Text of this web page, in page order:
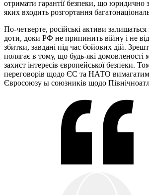
отримати гарантії безпеки, що юридично
яких входить розгортання
По-четверте, російські активи
доти, доки РФ не припинить війну і не
збитки, завдані під час бойових дій.
полягає в тому, що будь-які домовленості
захист інтересів європейської безпеки.
переговорів щодо ЄС та НАТО
Євросоюзу ы союзників щодо